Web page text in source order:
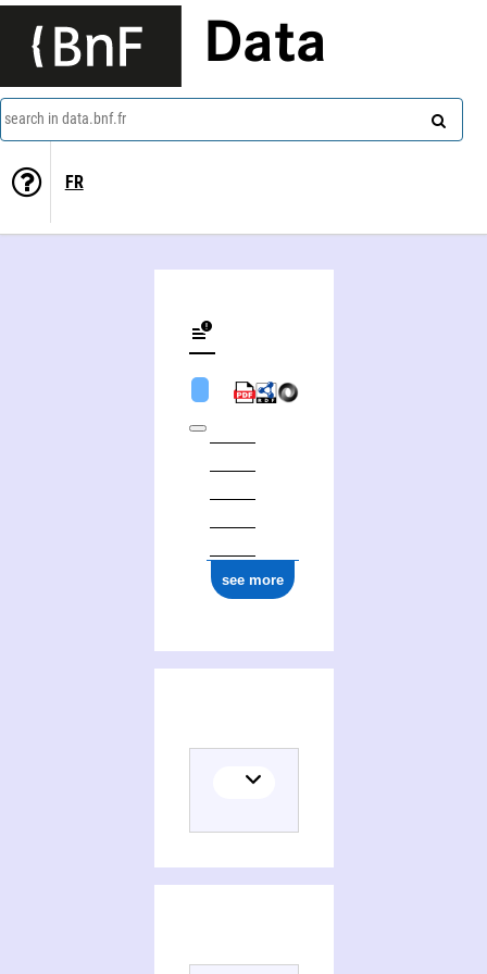
Data
search in data.bnf.fr
FR
see more